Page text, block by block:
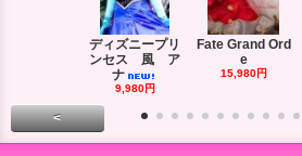
ディズニープリ
ンセス 風 ア
ナ
9,980円
Fate Grand Ord
e
15,980円
<